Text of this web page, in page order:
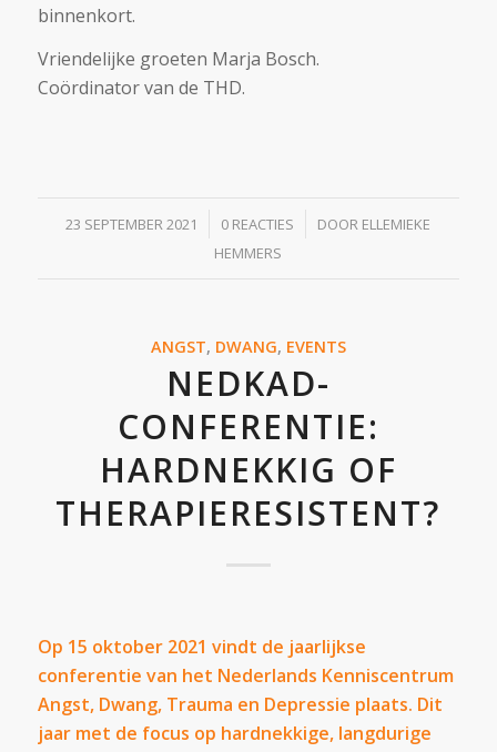
binnenkort.
Vriendelijke groeten Marja Bosch.
Coördinator van de THD.
23 SEPTEMBER 2021
/ 0 REACTIES
/ DOOR ELLEMIEKE
HEMMERS
ANGST, DWANG, EVENTS
NEDKAD-
CONFERENTIE:
HARDNEKKIG OF
THERAPIERESISTENT?
Op 15 oktober 2021 vindt de jaarlijkse
conferentie van het Nederlands Kenniscentrum
Angst, Dwang, Trauma en Depressie plaats. Dit
jaar met de focus op hardnekkige, langdurige